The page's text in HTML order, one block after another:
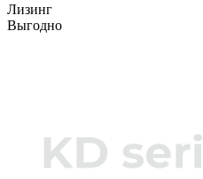
Лизинг
Выгодно